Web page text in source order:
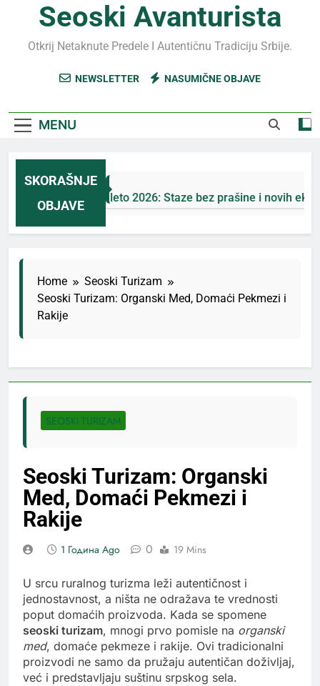
Seoski Avanturista
Otkrij Netaknute Predele I Autentičnu Tradiciju Srbije.
NEWSLETTER NASUMIČNE OBJAVE
MENU
SKORAŠNJE
OBJAVE
Jahorina leto 2026: Staze bez prašine i novih eko-
Home
Seoski Turizam
Seoski Turizam: Organski Med, Domaći Pekmezi i
Rakije
SEOSKI TURIZAM
Seoski Turizam: Organski
Med, Domaći Pekmezi i
Rakije
1 Година Ago 0 19 Mins
U srcu ruralnog turizma leži autentičnost i
jednostavnost, a ništa ne odražava te vrednosti
poput domaćih proizvoda. Kada se spomene
seoski turizam, mnogi prvo pomisle na organski
med, domaće pekmeze i rakije. Ovi tradicionalni
proizvodi ne samo da pružaju autentičan doživljaj,
već i predstavljaju suštinu srpskog sela.